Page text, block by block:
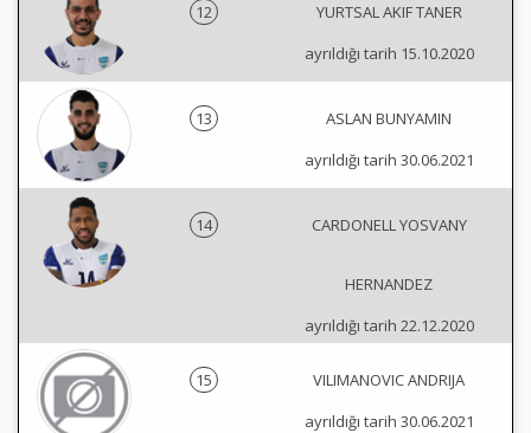
12
YURTSAL AKIF TANER
ayrıldığı tarih 15.10.2020
13
ASLAN BUNYAMIN
ayrıldığı tarih 30.06.2021
14 CARDONELL YOSVANY
HERNANDEZ
ayrıldığı tarih 22.12.2020
15
VILIMANOVIC ANDRIJA
ayrıldığı tarih 30.06.2021